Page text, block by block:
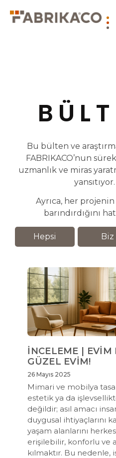
Bu bülten ve
FABRIKACO’nun
uzmanlık ve miras
yansıtıyor.
Ayrıca, her
barındırdığını
Hepsi Biz
İNCELEME | EVİM
GÜZEL EVİM!
26 Mayıs 2025
Mimari ve mobilya
estetik ya da
değildir; asıl amacı
duygusal ihtiyaçlarını
yaşam alanlarını
erişilebilir, konforlu ve
kılmaktır. Bu nedenle,